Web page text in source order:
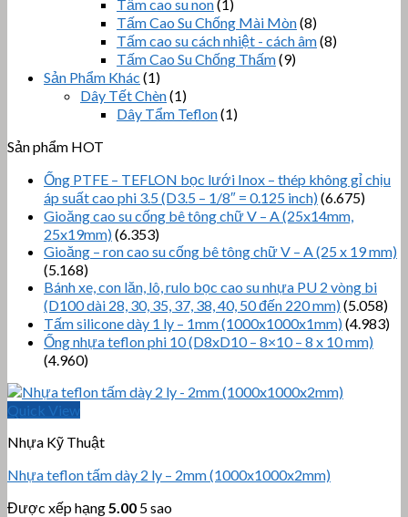
Tấm cao su non(1)
Tấm Cao Su Chống Mài Mòn(8)
Tấm cao su cách nhiệt - cách âm(8)
Tấm Cao Su Chống Thấm(9)
Sản Phẩm Khác (1)
Dây Tết Chèn(1)
Dây Tẩm Teflon(1)
Sản phẩm HOT
Ống PTFE – TEFLON bọc lưới Inox – thép không gỉ chịu
áp suất cao phi 3.5 (D3.5 – 1/8″ = 0.125 inch)(6.675)
Gioăng cao su cống bê tông chữ V – A (25x14mm,
25x19mm)(6.353)
Gioăng – ron cao su cống bê tông chữ V – A (25 x 19 mm)
(5.168)
Bánh xe, con lăn, lô, rulo bọc cao su nhựa PU 2 vòng bi
(D100 dài 28, 30, 35, 37, 38, 40, 50 đến 220 mm)(5.058)
Tấm silicone dày 1 ly – 1mm (1000x1000x1mm)(4.983)
Ống nhựa teflon phi 10 (D8xD10 – 8×10 – 8 x 10 mm)
(4.960)
Quick View
Nhựa Kỹ Thuật
Nhựa teflon tấm dày 2 ly – 2mm (1000x1000x2mm)
Được xếp hạng5.00 5 sao